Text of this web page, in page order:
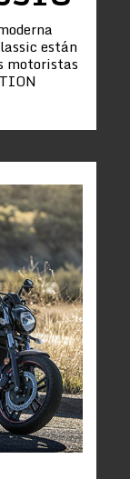
están
motoristas